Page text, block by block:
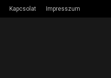
Kapcsolat Impresszum